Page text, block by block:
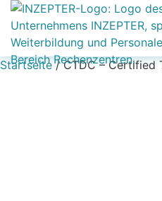
Startseite/ CTDC – Certified